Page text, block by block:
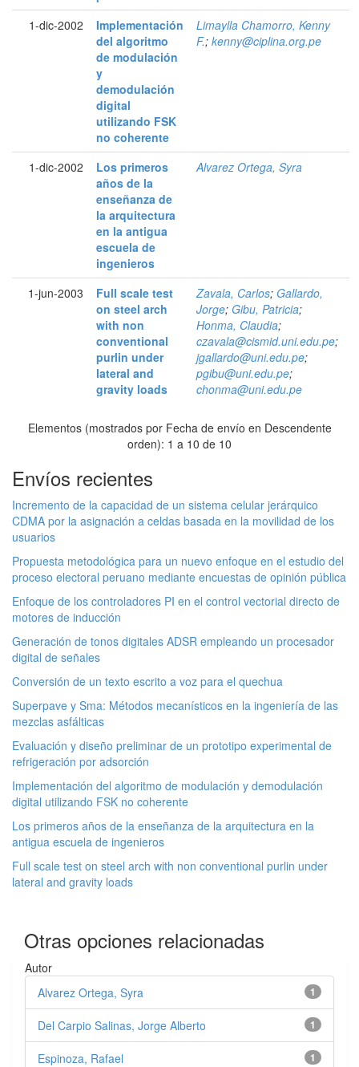
1-dic-2002
Implementación
del algoritmo
de modulación
y
demodulación
digital
utilizando FSK
no coherente
Limaylla Chamorro, Kenny
F.; kenny@ciplina.org.pe
1-dic-2002
Los primeros
años de la
enseñanza de
la arquitectura
en la antigua
escuela de
ingenieros
Alvarez Ortega, Syra
1-jun-2003
Full scale test
on steel arch
with non
conventional
purlin under
lateral and
gravity loads
Zavala, Carlos; Gallardo,
Jorge; Gibu, Patricia;
Honma, Claudia;
czavala@cismid.uni.edu.pe;
jgallardo@uni.edu.pe;
pgibu@uni.edu.pe;
chonma@uni.edu.pe
Elementos (mostrados por Fecha de envío en Descendente
orden): 1 a 10 de 10
Envíos recientes
Incremento de la capacidad de un sistema celular jerárquico
CDMA por la asignación a celdas basada en la movilidad de los
usuarios
Propuesta metodológica para un nuevo enfoque en el estudio del
proceso electoral peruano mediante encuestas de opinión pública
Enfoque de los controladores PI en el control vectorial directo de
motores de inducción
Generación de tonos digitales ADSR empleando un procesador
digital de señales
Conversión de un texto escrito a voz para el quechua
Superpave y Sma: Métodos mecanísticos en la ingeniería de las
mezclas asfálticas
Evaluación y diseño preliminar de un prototipo experimental de
refrigeración por adsorción
Implementación del algoritmo de modulación y demodulación
digital utilizando FSK no coherente
Los primeros años de la enseñanza de la arquitectura en la
antigua escuela de ingenieros
Full scale test on steel arch with non conventional purlin under
lateral and gravity loads
Otras opciones relacionadas
Autor
1
Alvarez Ortega, Syra
1
Del Carpio Salinas, Jorge Alberto
1
Espinoza, Rafael